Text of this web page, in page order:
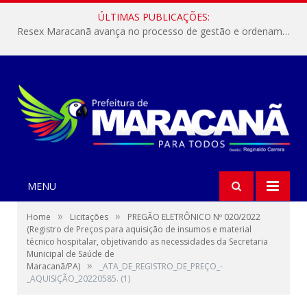
ÚLTIMAS PUBLICAÇÕES:
Resex Maracanã avança no processo de gestão e ordenamento do turismo em nossas áreas protegidas.
MENU
Home » Licitações »
PREGÃO ELETRÔNICO Nº 020/2022
(Registro de Preços para aquisição de insumos e material
técnico hospitalar, objetivando as necessidades da Secretaria
Municipal de Saúde de
Maracanã/PA) »
_ATA_DE_REGISTRO_DE_PREÇO_-
_AQUISIÇÃO_20220585. (1)